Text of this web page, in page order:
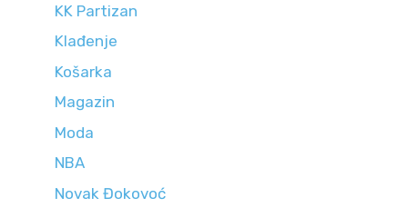
KK Partizan
Klađenje
Košarka
Magazin
Moda
NBA
Novak Đokovoć